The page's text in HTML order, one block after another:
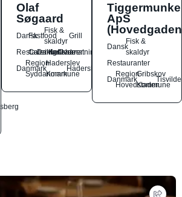
Olaf
Søgaard
DanskFastfood
Fisk &
skaldyr
Grill
Restauranter
Catering
Drikkesteder
Kaffebarer
Overnatningssteder
Danmark
Region
Syddanmark
Haderslev
Kommune
Haderslev
ApS
Dansk
Fisk &
skaldyr
Restauranter
Danmark
Region
Hovedstaden
Gribskov
Kommune